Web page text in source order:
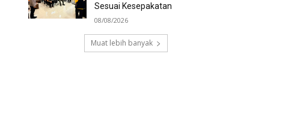
Sesuai Kesepakatan
08/08/2026
Muat lebih banyak